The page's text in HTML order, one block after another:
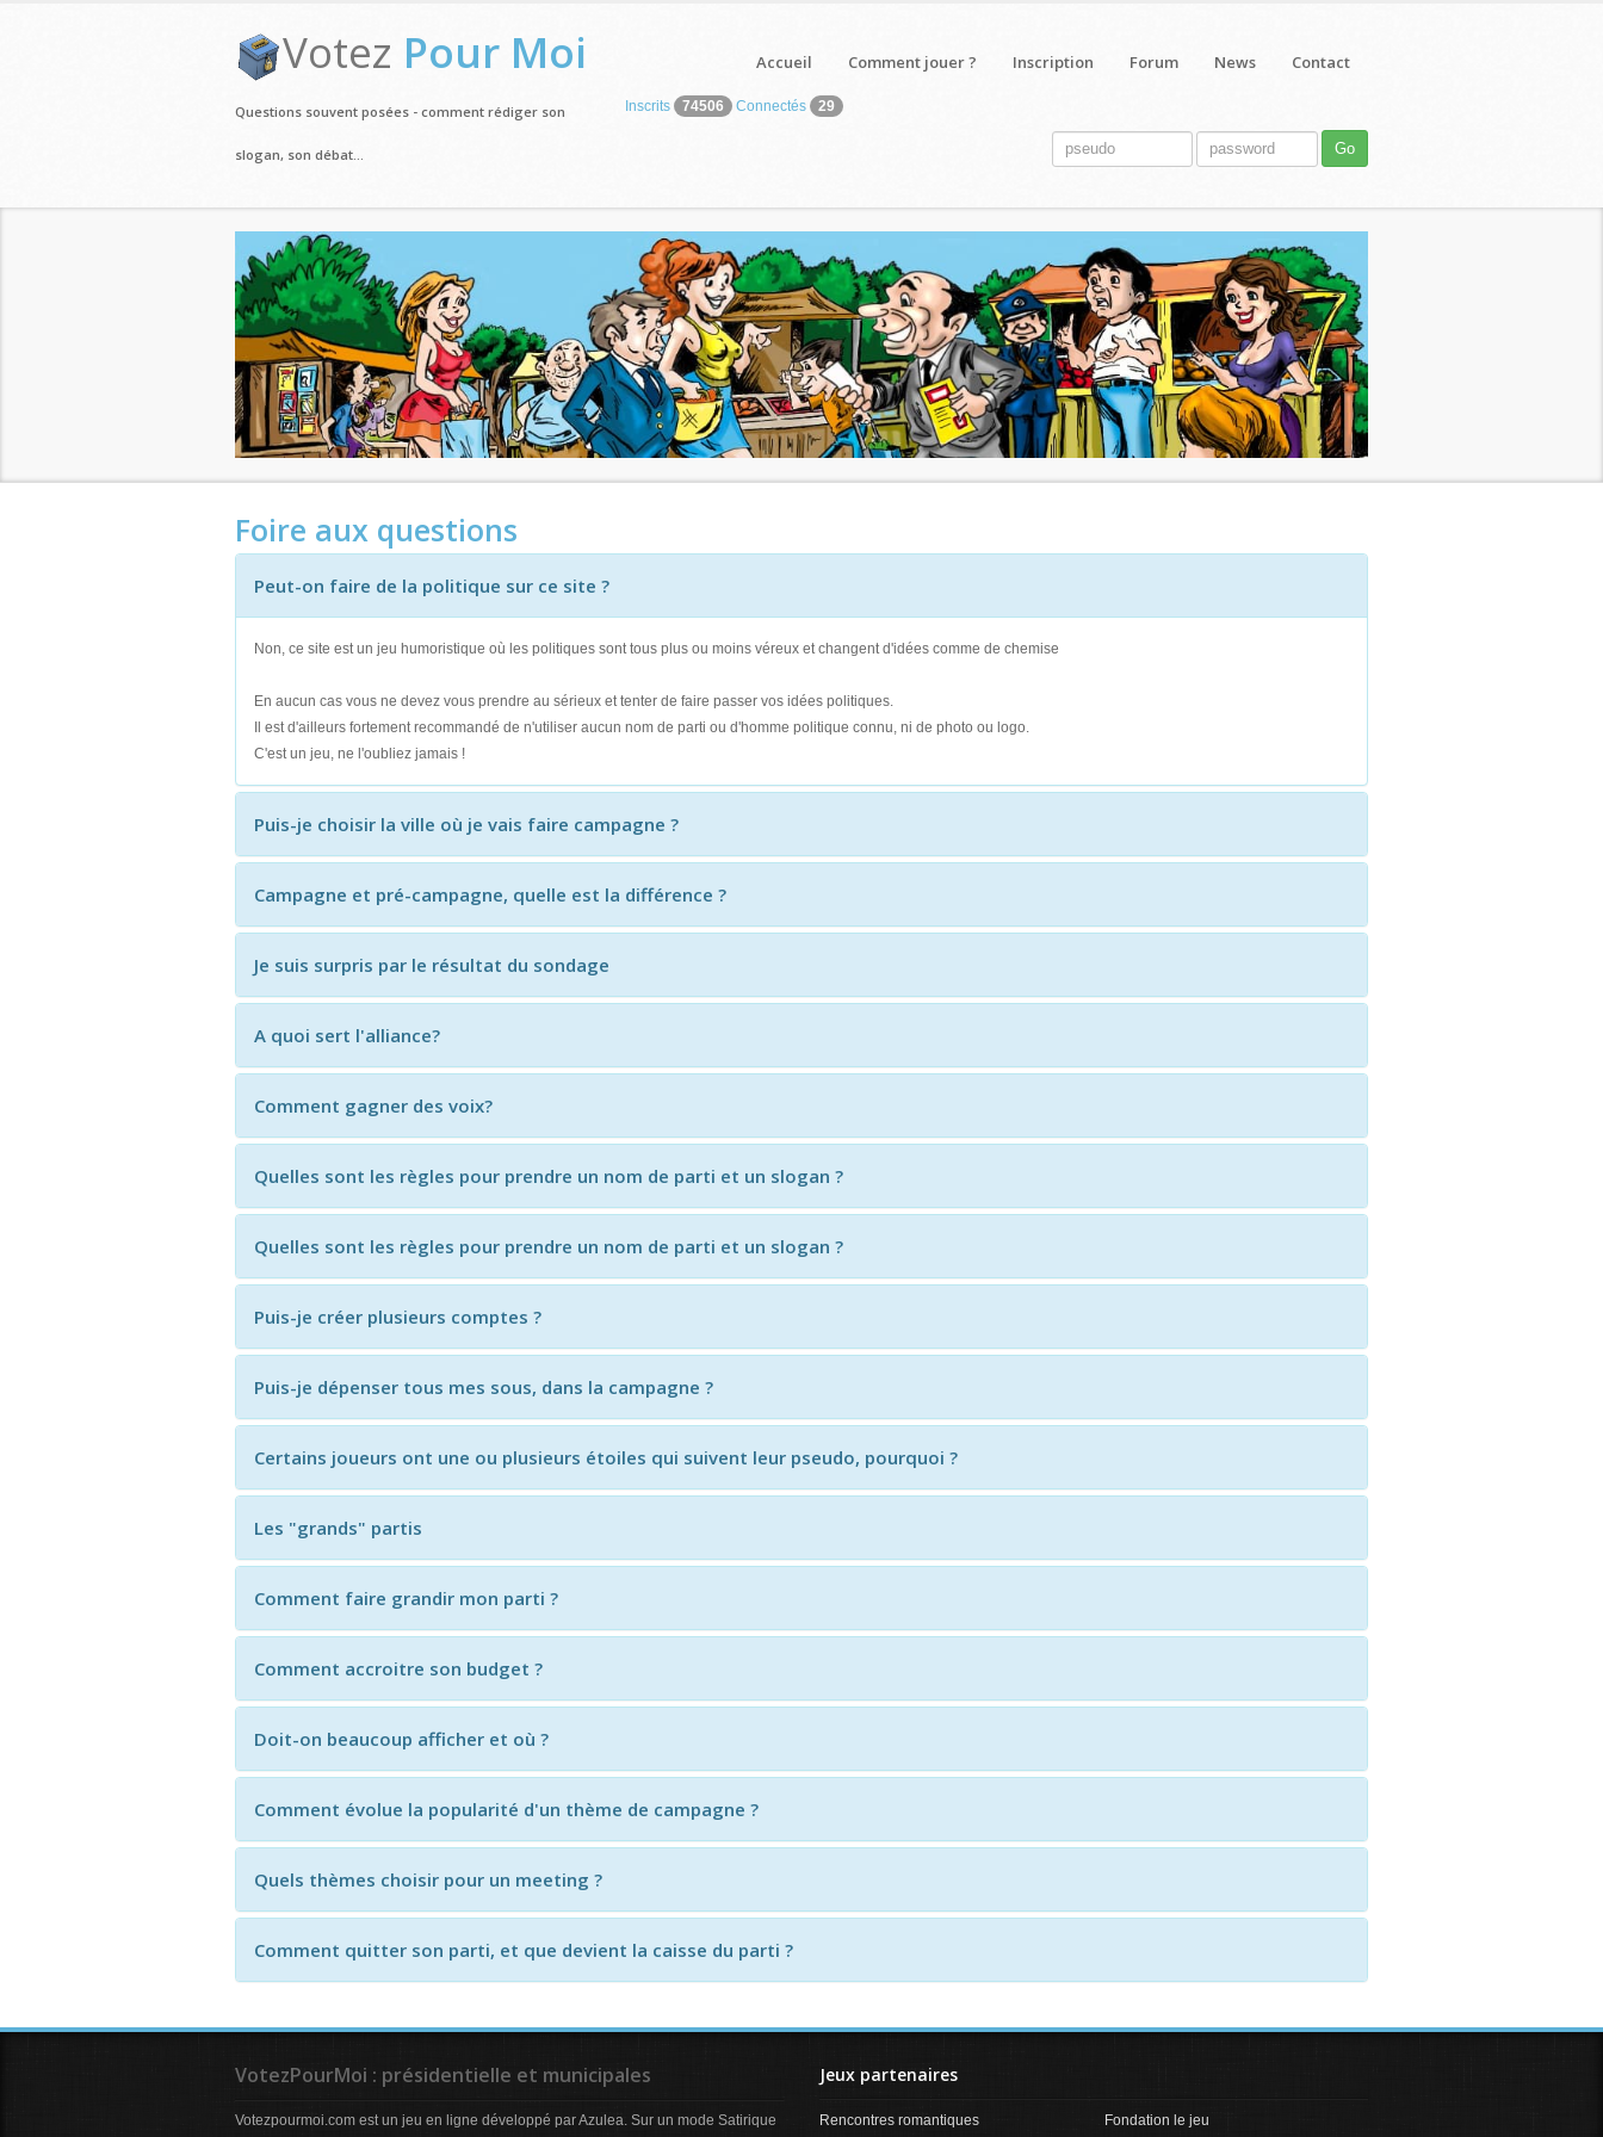
Votez Pour Moi
Questions souvent posées - comment rédiger son
slogan, son débat...
Accueil Comment jouer ? Inscription Forum News Contact
Inscrits 74506 Connectés 29
Go
Foire aux questions
Peut-on faire de la politique sur ce site ?
Non, ce site est un jeu humoristique où les politiques sont tous plus ou moins véreux et changent d'idées comme de chemise
En aucun cas vous ne devez vous prendre au sérieux et tenter de faire passer vos idées politiques.
Il est d'ailleurs fortement recommandé de n'utiliser aucun nom de parti ou d'homme politique connu, ni de photo ou logo.
C'est un jeu, ne l'oubliez jamais !
Puis-je choisir la ville où je vais faire campagne ?
Campagne et pré-campagne, quelle est la différence ?
Je suis surpris par le résultat du sondage
A quoi sert l'alliance?
Comment gagner des voix?
Quelles sont les règles pour prendre un nom de parti et un slogan ?
Quelles sont les règles pour prendre un nom de parti et un slogan ?
Puis-je créer plusieurs comptes ?
Puis-je dépenser tous mes sous, dans la campagne ?
Certains joueurs ont une ou plusieurs étoiles qui suivent leur pseudo, pourquoi ?
Les "grands" partis
Comment faire grandir mon parti ?
Comment accroitre son budget ?
Doit-on beaucoup afficher et où ?
Comment évolue la popularité d'un thème de campagne ?
Quels thèmes choisir pour un meeting ?
Comment quitter son parti, et que devient la caisse du parti ?
VotezPourMoi : présidentielle et municipales
Votezpourmoi.com est un jeu en ligne développé par Azulea. Sur un mode Satirique
Jeux partenaires
Rencontres romantiques Fondation le jeu